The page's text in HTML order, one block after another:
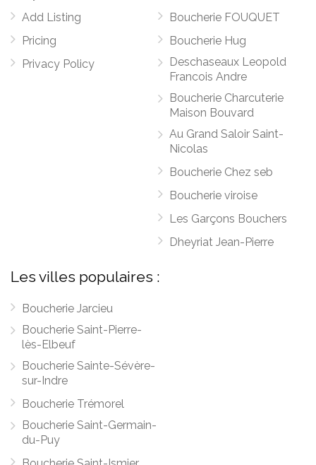
Add Listing
Pricing
Privacy Policy
Boucherie FOUQUET
Boucherie Hug
Deschaseaux Leopold
Francois Andre
Boucherie Charcuterie
Maison Bouvard
Au Grand Saloir Saint-
Nicolas
Boucherie Chez seb
Boucherie viroise
Les Garçons Bouchers
Dheyriat Jean-Pierre
Les villes populaires :
Boucherie Jarcieu
Boucherie Saint-Pierre-
lès-Elbeuf
Boucherie Sainte-Sévère-
sur-Indre
Boucherie Trémorel
Boucherie Saint-Germain-
du-Puy